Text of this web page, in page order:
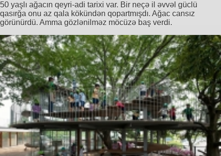
50 yaşlı ağacın qeyri-adi tarixi var. Bir neçə il əvvəl güclü
qasırğa onu az qala kökündən qopartmışdı. Ağac cansız
görünürdü. Amma gözlənilməz möcüzə baş verdi.